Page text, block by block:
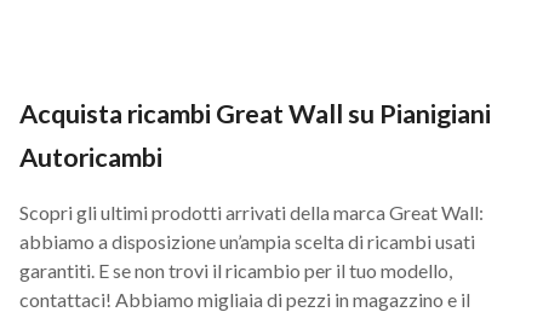
Acquista ricambi Great Wall su Pianigiani
Autoricambi
Scopri gli ultimi prodotti arrivati della marca Great Wall:
abbiamo a disposizione un’ampia scelta di ricambi usati
garantiti. E se non trovi il ricambio per il tuo modello,
contattaci! Abbiamo migliaia di pezzi in magazzino e il